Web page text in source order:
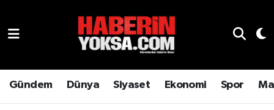
Gündem Dünya Siyaset Ekonomi Spor
Hava Durumu